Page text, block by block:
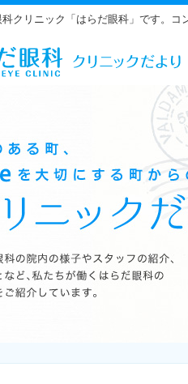
クリニック「はらだ眼科」です。